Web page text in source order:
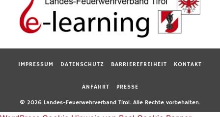
IMPRESSUM DATENSCHUTZ BARRIEREFREIHEIT KONTAKT
ANFAHRT PRESSE
© 2026 Landes-Feuerwehrverband Tirol. Alle Rechte vorbehalten.